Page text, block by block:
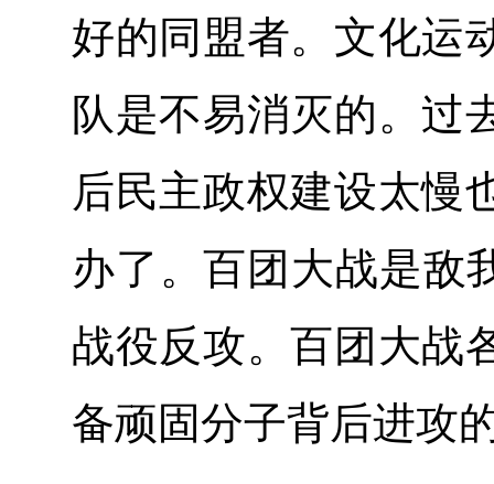
好的同盟者。文化运
队是不易消灭的。过
后民主政权建设太慢
办了。百团大战是敌
战役反攻。百团大战
备顽固分子背后进攻